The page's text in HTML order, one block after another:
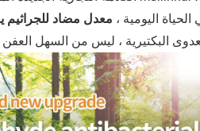
اليومية ، معدل مضاد للجراثيم